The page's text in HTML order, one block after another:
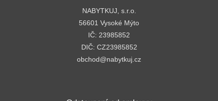
NABYTKUJ, s.r.o.
56601 Vysoké Mýto
IČ: 23985852
DIČ: CZ23985852
obchod@nabytkuj.cz